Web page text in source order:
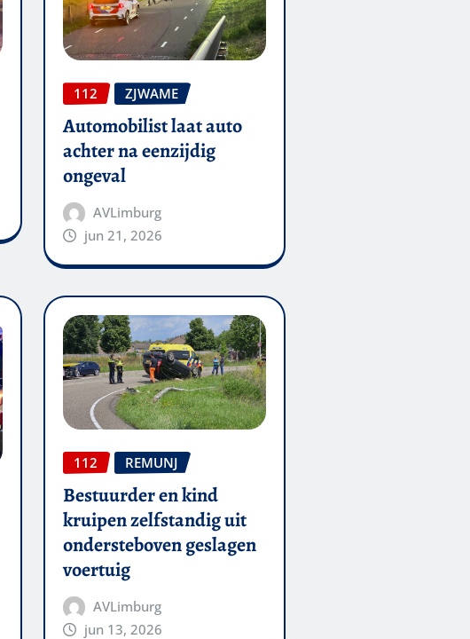
112 ZJWAME
Automobilist laat auto
achter na eenzijdig
ongeval
AVLimburg
jun 21, 2026
112 REMUNJ
Bestuurder en kind
kruipen zelfstandig uit
ondersteboven geslagen
voertuig
AVLimburg
jun 13, 2026